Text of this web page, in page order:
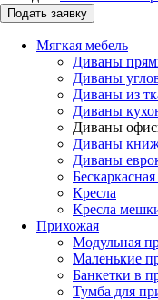
Мягкая мебель
Диваны
Диваны
Диваны из
Диваны
Диваны
Диваны
Диваны
Кресла
Кресла
Прихожая
Модульная
Маленькие
Банкетки в
Тумба для